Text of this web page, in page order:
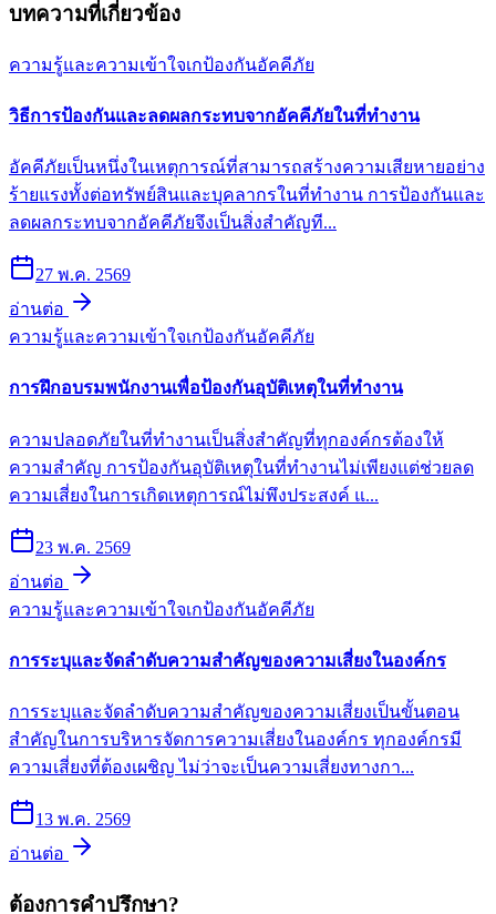
บทความที่เกี่ยวข้อง
ความรู้และความเข้าใจเกป้องกันอัคคีภัย
วิธีการป้องกันและลดผลกระทบจากอัคคีภัยในที่ทำงาน
อัคคีภัยเป็นหนึ่งในเหตุการณ์ที่สามารถสร้างความเสียหายอย่าง
ร้ายแรงทั้งต่อทรัพย์สินและบุคลากรในที่ทำงาน การป้องกันและ
ลดผลกระทบจากอัคคีภัยจึงเป็นสิ่งสำคัญที...
27 พ.ค. 2569
อ่านต่อ
ความรู้และความเข้าใจเกป้องกันอัคคีภัย
การฝึกอบรมพนักงานเพื่อป้องกันอุบัติเหตุในที่ทำงาน
ความปลอดภัยในที่ทำงานเป็นสิ่งสำคัญที่ทุกองค์กรต้องให้
ความสำคัญ การป้องกันอุบัติเหตุในที่ทำงานไม่เพียงแต่ช่วยลด
ความเสี่ยงในการเกิดเหตุการณ์ไม่พึงประสงค์ แ...
23 พ.ค. 2569
อ่านต่อ
ความรู้และความเข้าใจเกป้องกันอัคคีภัย
การระบุและจัดลำดับความสำคัญของความเสี่ยงในองค์กร
การระบุและจัดลำดับความสำคัญของความเสี่ยงเป็นขั้นตอน
สำคัญในการบริหารจัดการความเสี่ยงในองค์กร ทุกองค์กรมี
ความเสี่ยงที่ต้องเผชิญ ไม่ว่าจะเป็นความเสี่ยงทางกา...
13 พ.ค. 2569
อ่านต่อ
ต้องการคำปรึกษา?